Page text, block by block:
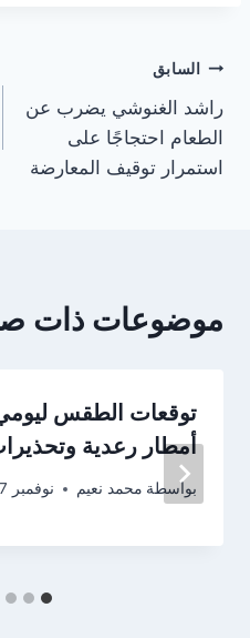
تصفّح
المقالات
السابق
راشد الغنوشي يضرب عن
الطعام احتجاجًا على
استمرار توقيف المعارضة
موضوعات ذات
توقعات الطقس
أمطار رعدية
بواسطة محمد نعيم نوفمبر 7, 2025